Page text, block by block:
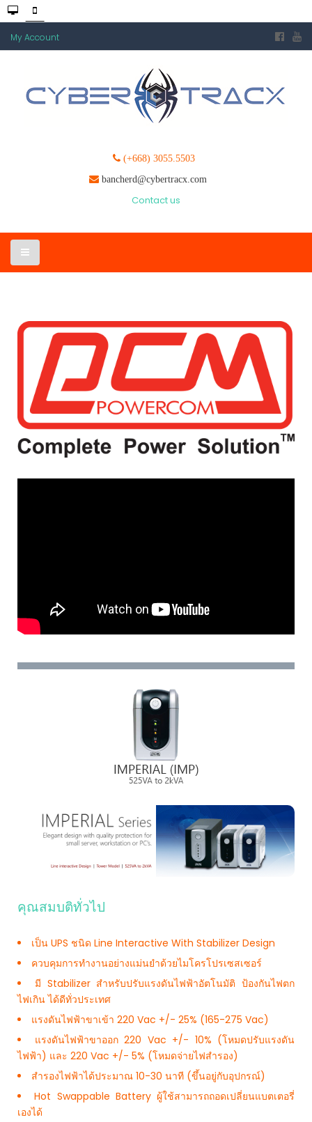
My Account
(+668) 3055.5503
bancherd@cybertracx.com
Contact us
คุณสมบติทั่วไป
เป็น UPS ชนิด Line Interactive With Stabilizer Design
ควบคุมการทำงานอย่างแม่นยำด้วยไมโครโปรเซสเซอร์
มี Stabilizer สำหรับปรับแรงดันไฟฟ้าอัตโนมัติ ป้องกันไฟตก
ไฟเกิน ได้ดีทั่วประเทศ
แรงดันไฟฟ้าขาเข้า 220 Vac +/- 25% (165-275 Vac)
แรงดันไฟฟ้าขาออก 220 Vac +/- 10% (โหมดปรับแรงดัน
ไฟฟ้า) และ 220 Vac +/- 5% (โหมดจ่ายไฟสำรอง)
สำรองไฟฟ้าได้ประมาณ 10-30 นาที (ขึ้นอยู่กับอุปกรณ์)
Hot Swappable Battery ผู้ใช้สามารถถอดเปลี่ยนแบตเตอรี่
เองได้